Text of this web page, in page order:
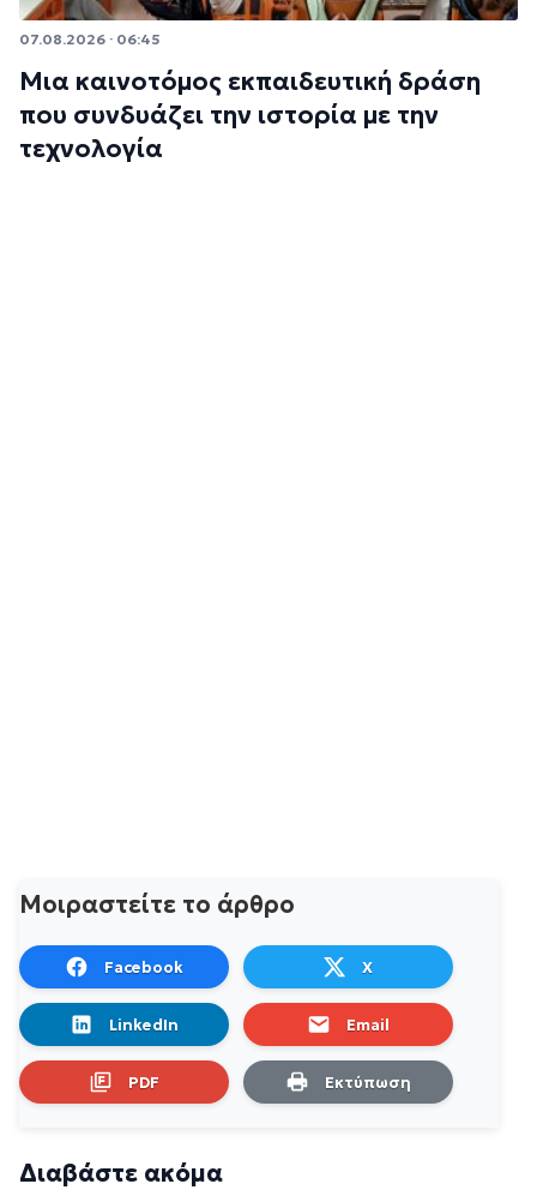
07.08.2026 · 06:45
Μια καινοτόμος εκπαιδευτική δράση
που συνδυάζει την ιστορία με την
τεχνολογία
Μοιραστείτε το άρθρο
Facebook X
LinkedIn Email
PDF Εκτύπωση
Διαβάστε ακόμα